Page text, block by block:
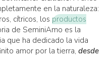
en la naturaleza:
cítricos, los productos
de SeminiAmo es la
que ha dedicado la vida
amor por la tierra, desde